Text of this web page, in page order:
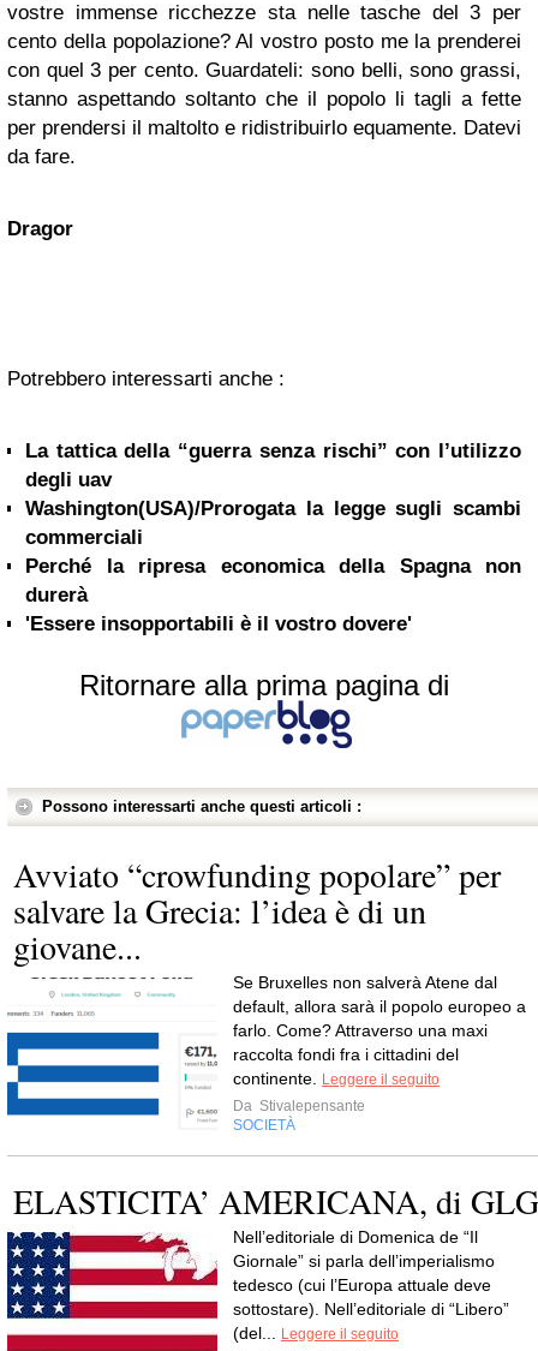
vostre immense ricchezze sta nelle tasche del 3 per
cento della popolazione? Al vostro posto me la prenderei
con quel 3 per cento. Guardateli: sono belli, sono grassi,
stanno aspettando soltanto che il popolo li tagli a fette
per prendersi il maltolto e ridistribuirlo equamente. Datevi
da fare.
Dragor
Potrebbero interessarti anche :
La tattica della “guerra senza rischi” con l’utilizzo
degli uav
Washington(USA)/Prorogata la legge sugli scambi
commerciali
Perché la ripresa economica della Spagna non
durerà
'Essere insopportabili è il vostro dovere'
Ritornare alla prima pagina di
Possono interessarti anche questi articoli :
Avviato “crowfunding popolare” per
salvare la Grecia: l’idea è di un
giovane...
Se Bruxelles non salverà Atene dal
default, allora sarà il popolo europeo a
farlo. Come? Attraverso una maxi
raccolta fondi fra i cittadini del
continente.
Leggere il seguito
Da Stivalepensante
SOCIETÀ
ELASTICITA’ AMERICANA, di GLG
Nell’editoriale di Domenica de “Il
Giornale” si parla dell’imperialismo
tedesco (cui l’Europa attuale deve
sottostare). Nell’editoriale di “Libero”
(del...
Leggere il seguito